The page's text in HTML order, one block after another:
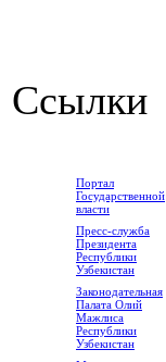
Ссылки
Портал
Государственной
власти
Пресс-служба
Президента
Республики
Узбекистан
Законодательная
Палата Олий
Мажлиса
Республики
Узбекистан